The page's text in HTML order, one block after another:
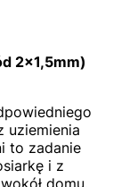
2x1,5mm)
uziemienia
to zadanie
i z
domu.